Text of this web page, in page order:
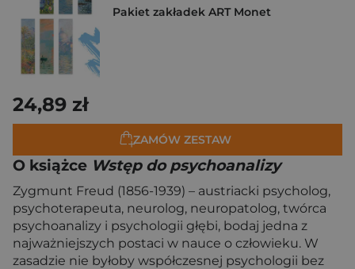
Pakiet zakładek ART Monet
24,89 zł
ZAMÓW ZESTAW
O książce Wstęp do psychoanalizy
Zygmunt Freud (1856-1939) – austriacki psycholog,
psychoterapeuta, neurolog, neuropatolog, twórca
psychoanalizy i psychologii głębi, bodaj jedna z
najważniejszych postaci w nauce o człowieku. W
zasadzie nie byłoby współczesnej psychologii bez